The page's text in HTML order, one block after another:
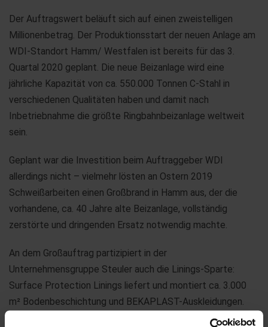
Der Auftragswert beläuft sich auf einen zweistelligen
Millionenbetrag. Der Produktionsstart der neuen Anlage am
WDI-Standort Hamm/ Westfalen ist bereits für das 3.
Quartal 2020 geplant. Die neue Beizanlage wird eine
jährliche Kapazität von ca. 550.000 Tonnen C-Stahl in
verschiedenen Qualitäten haben und damit nach
Inbetriebnahme die größte Ringbahnbeizanlage weltweit
sein.
Geplant war die Investition beim Auftraggeber WDI
allerdings nicht – vielmehr lösten an Ostern 2019
Schweißarbeiten einen Großbrand in Hamm aus, der die
vorhandene, ca. 40 Jahre alte Beizanlage, vollständig
zerstörte und dringenden Ersatz notwendig machte.
An dem Großauftrag partizipiert in der
Unternehmensgruppe Steuler auch die Linings-Sparte:
Surface Protection Linings liefert und montiert ca. 3.000
m² Bodenbeschichtung und BEKAPLAST-Auskleidungen.